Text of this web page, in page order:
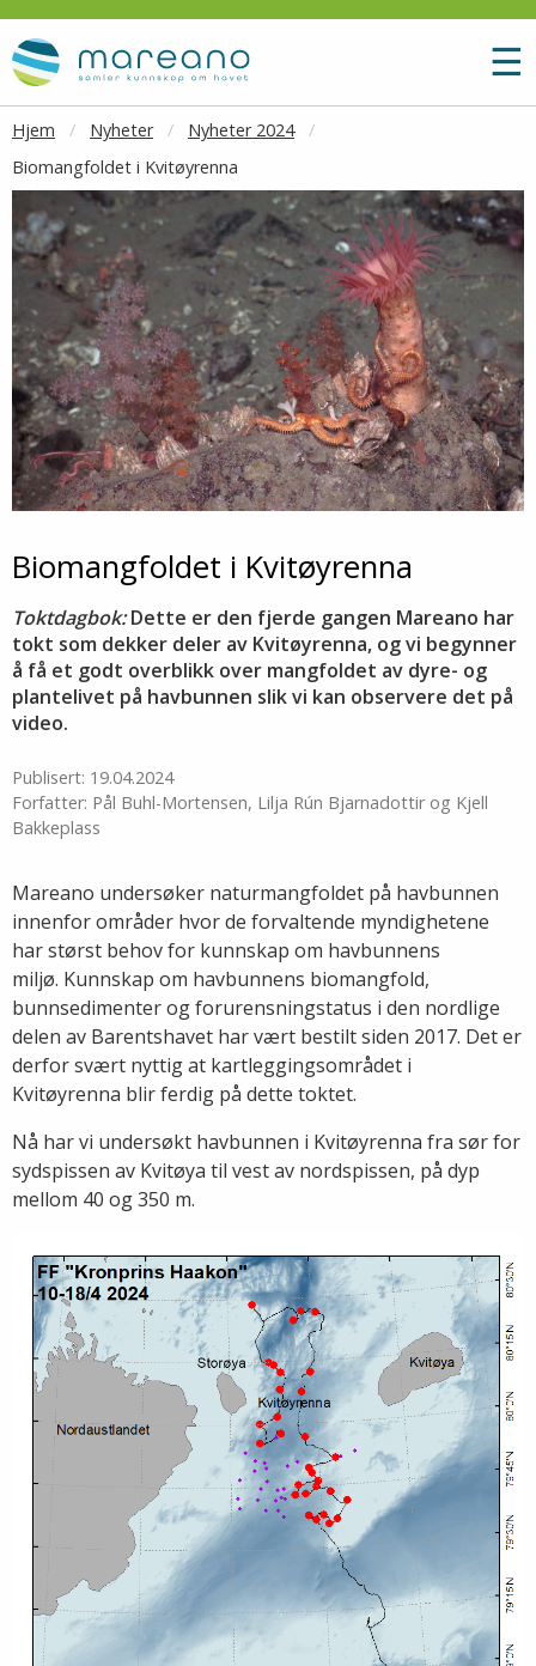
Gå til hovedinnhold
☰
Hjem Nyheter
Nyheter 2024
Biomangfoldet i Kvitøyrenna
Biomangfoldet i Kvitøyrenna
Toktdagbok:Dette er den fjerde gangen Mareano har
tokt som dekker deler av Kvitøyrenna, og vi begynner
å få et godt overblikk over mangfoldet av dyre- og
plantelivet på havbunnen slik vi kan observere det på
video.
Publisert: 19.04.2024
Forfatter: Pål Buhl-Mortensen, Lilja Rún Bjarnadottir og Kjell
Bakkeplass
Mareano undersøker naturmangfoldet på havbunnen
innenfor områder hvor de forvaltende myndighetene
har størst behov for kunnskap om havbunnens
miljø. Kunnskap om havbunnens biomangfold,
bunnsedimenter og forurensningstatus i den nordlige
delen av Barentshavet har vært bestilt siden 2017. Det er
derfor svært nyttig at kartleggingsområdet i
Kvitøyrenna blir ferdig på dette toktet.
Nå har vi undersøkt havbunnen i Kvitøyrenna fra sør for
sydspissen av Kvitøya til vest av nordspissen, på dyp
mellom 40 og 350 m.